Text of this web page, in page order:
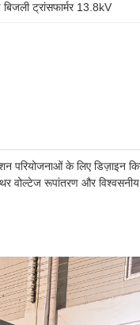
ट्रांसफार्मर 13.8kV
परियोजनाओं के लिए डिज़ाइन
वोल्टेज रूपांतरण और